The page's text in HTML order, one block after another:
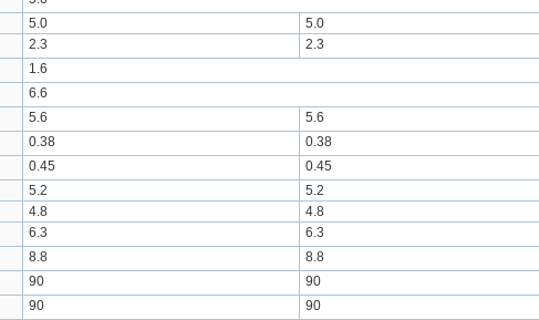
5.0
5.0
2.3
2.3
1.6
6.6
5.6
5.6
0.38
0.38
0.45
0.45
5.2
5.2
4.8
4.8
6.3
6.3
8.8
8.8
90
90
90 90